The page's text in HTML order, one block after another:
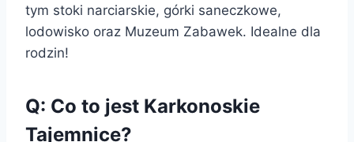
tym stoki narciarskie, górki saneczkowe,
lodowisko oraz Muzeum Zabawek. Idealne dla
rodzin!
Q: Co to jest Karkonoskie
Tajemnice?